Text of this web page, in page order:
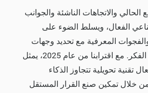
الحالي والاتجاهات الناشئة والجوانب
الفعال، ويسلط الضوء على
المعرفية مع تحديد وجهات
النظر المبتكرة لقيادة الفكر. مع اقترابنا من عام 2025، يمثل
تقنية تحويلية تتجاوز الذكاء
خلال تمكين صنع القرار المستقل